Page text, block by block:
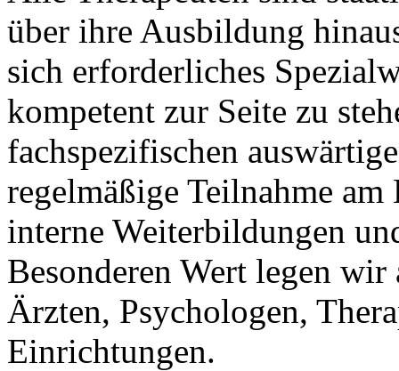
über ihre Ausbildung
sich erforderliches
kompetent zur Seite zu
fachspezifischen
regelmäßige Teilnahme
interne Weiterbildungen
Besonderen Wert legen
Ärzten, Psychologen,
Einrichtungen.